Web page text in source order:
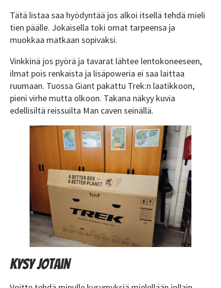
Tätä listaa saa hyödyntää jos alkoi itsellä tehdä mieli
tien päälle. Jokaisella toki omat tarpeensa ja
muokkaa matkaan sopivaksi.
Vinkkinä jos pyörä ja tavarat lähtee lentokoneeseen,
ilmat pois renkaista ja lisäpoweria ei saa laittaa
ruumaan. Tuossa Giant pakattu Trek:n laatikkoon,
pieni virhe mutta olkoon. Takana näkyy kuvia
edellisiltä reissuilta Man caven seinällä.
Kysy jotain